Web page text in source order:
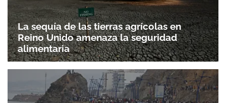
La sequía de las tierras agrícolas en
Reino Unido amenaza la seguridad
alimentaria